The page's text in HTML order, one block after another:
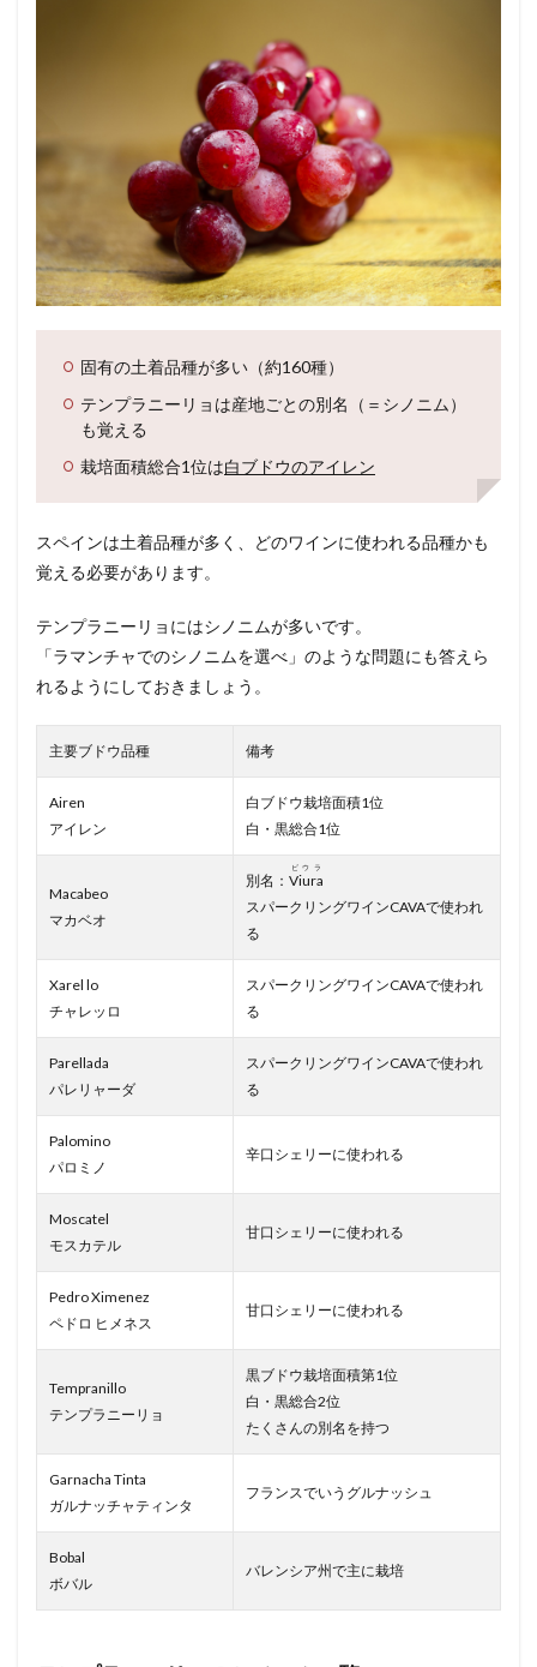
固有の土着品種が多い（約160種）
テンプラニーリョは産地ごとの別名（＝シノニム）
も覚える
栽培面積総合1位は白ブドウのアイレン
スペインは土着品種が多く、どのワインに使われる品種かも
覚える必要があります。
テンプラニーリョにはシノニムが多いです。
「ラマンチャでのシノニムを選べ」のような問題にも答えら
れるようにしておきましょう。
主要ブドウ品種 備考
Airen
アイレン
白ブドウ栽培面積1位
白・黒総合1位
Macabeo
マカベオ
別名： Viura
ビウラ
スパークリングワインCAVAで使われ
る
Xarel lo
チャレッロ
スパークリングワインCAVAで使われ
る
Parellada
パレリャーダ
スパークリングワインCAVAで使われ
る
Palomino
パロミノ
辛口シェリーに使われる
Moscatel
モスカテル
甘口シェリーに使われる
Pedro Ximenez
ペドロ ヒメネス
甘口シェリーに使われる
Tempranillo
テンプラニーリョ
黒ブドウ栽培面積第1位
白・黒総合2位
たくさんの別名を持つ
Garnacha Tinta
ガルナッチャティンタ
フランスでいうグルナッシュ
Bobal
ボバル
バレンシア州で主に栽培